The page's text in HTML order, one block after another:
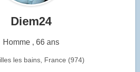
Diem24
Homme , 66 ans
les bains, France (974)